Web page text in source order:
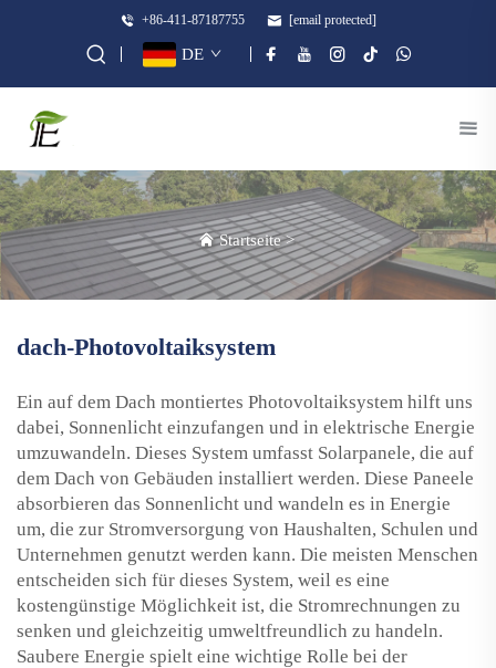
+86-411-87187755 [email protected]
DE
Startseite>
dach-Photovoltaiksystem
Ein auf dem Dach montiertes Photovoltaiksystem hilft uns
dabei, Sonnenlicht einzufangen und in elektrische Energie
umzuwandeln. Dieses System umfasst Solarpanele, die auf
dem Dach von Gebäuden installiert werden. Diese Paneele
absorbieren das Sonnenlicht und wandeln es in Energie
um, die zur Stromversorgung von Haushalten, Schulen und
Unternehmen genutzt werden kann. Die meisten Menschen
entscheiden sich für dieses System, weil es eine
kostengünstige Möglichkeit ist, die Stromrechnungen zu
senken und gleichzeitig umweltfreundlich zu handeln.
Saubere Energie spielt eine wichtige Rolle bei der